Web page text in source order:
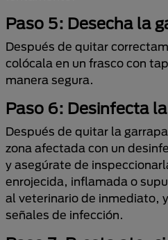
Paso 5: Desecha la
Después de quitar
colócala en un frasco con
manera segura.
Paso 6: Desinfecta
Después de quitar la
zona afectada con un
y asegúrate de
enrojecida, inflamada o
al veterinario de inmediato,
señales de infección.